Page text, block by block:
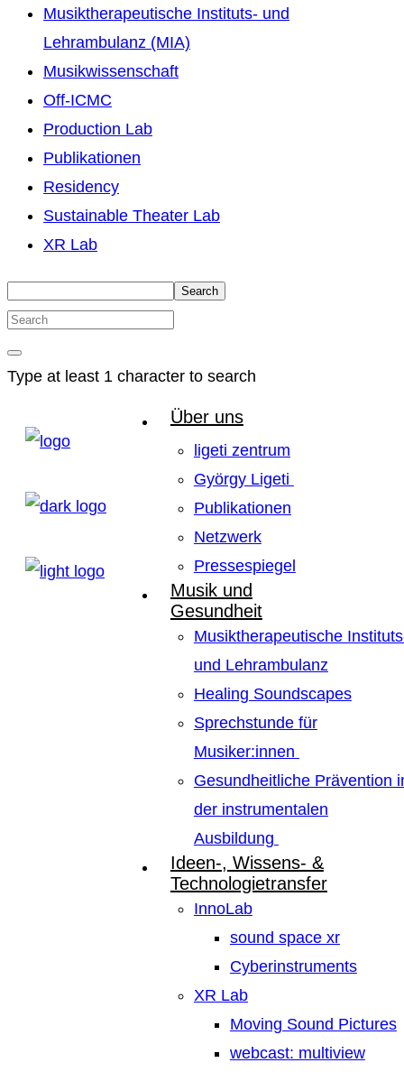
Musiktherapeutische Instituts- und
Lehrambulanz (MIA)
Musikwissenschaft
Off-ICMC
Production Lab
Publikationen
Residency
Sustainable Theater Lab
XR Lab
Search
Type at least 1 character to search
Über uns
ligeti zentrum
György Ligeti
Publikationen
Netzwerk
Pressespiegel
Musik und
Gesundheit
Musiktherapeutische
und Lehrambulanz
Healing Soundscapes
Sprechstunde für
Musiker:innen
Gesundheitliche Prävention
der instrumentalen
Ausbildung
Ideen-, Wissens- &
Technologietransfer
InnoLab
sound space xr
Cyberinstruments
XR Lab
Moving Sound Pictures
webcast: multiview